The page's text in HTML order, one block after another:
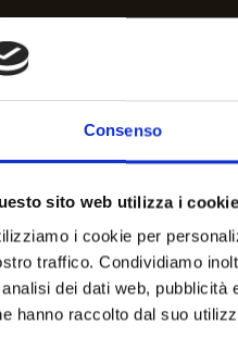
Consenso
sito web utilizza i cookie
i cookie per
traffico. Condividiamo
dei dati web, pubblicità
hanno raccolto dal suo